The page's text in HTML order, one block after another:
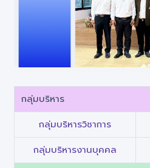
กลุ่มบริหาร
กลุ่มบริหารวิชาการ
กลุ่มบริหารงานบุคคล